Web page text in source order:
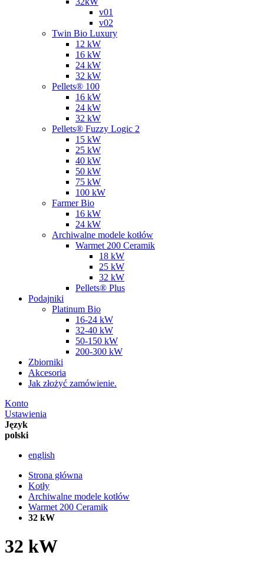
v01
v02
Twin Bio Luxury
12 kW
16 kW
24 kW
32 kW
Pellets® 100
16 kW
24 kW
32 kW
Pellets® Fuzzy Logic 2
15 kW
25 kW
40 kW
50 kW
75 kW
100 kW
Farmer Bio
16 kW
24 kW
Archiwalne modele kotłów
Warmet 200 Ceramik
18 kW
25 kW
32 kW
Pellets® Plus
Podajniki
Platinum Bio
16-24 kW
32-40 kW
50-150 kW
200-300 kW
Zbiorniki
Akcesoria
Jak złożyć zamówienie.
Konto
Ustawienia
Język
polski
english
Strona główna
Kotły
Archiwalne modele kotłów
Warmet 200 Ceramik
32 kW
32 kW